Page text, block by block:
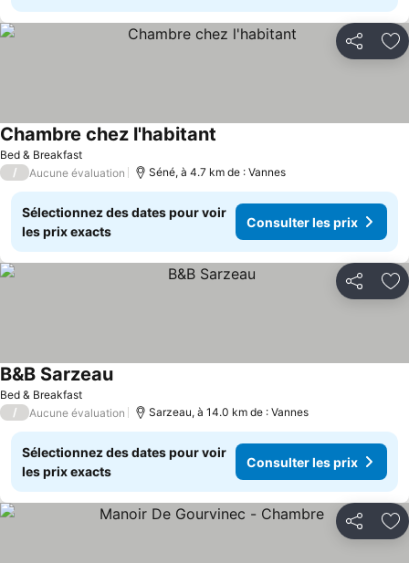
Partager
Bed & Breakfast
Chambre chez l'habitant
/ Aucune évaluation Séné, à 4.7 km de : Vannes
Sélectionnez des dates pour voir
les prix exacts
Consulter les prix
Partager
Bed & Breakfast
B&B Sarzeau
/ Aucune évaluation Sarzeau, à 14.0 km de : Vannes
Sélectionnez des dates pour voir
les prix exacts
Consulter les prix
Partager